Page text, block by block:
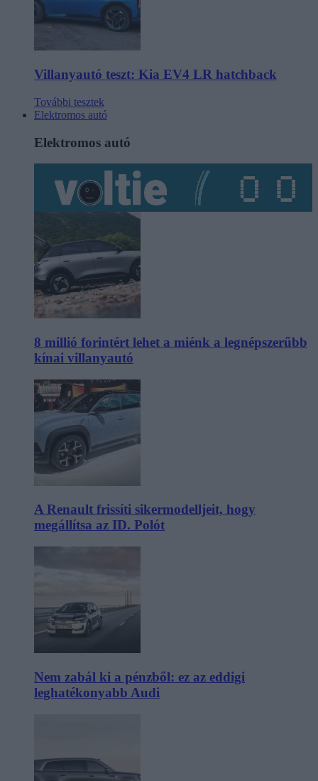
Villanyautó teszt: Kia EV4 LR hatchback
További tesztek
Elektromos autó
Elektromos autó
8 millió forintért lehet a miénk a legnépszerűbb
kínai villanyautó
A Renault frissíti sikermodelljeit, hogy
megállítsa az ID. Polót
Nem zabál ki a pénzből: ez az eddigi
leghatékonyabb Audi